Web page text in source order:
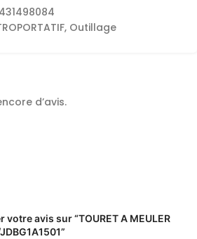
, Outillage
d’avis.
avis sur “TOURET A MEULER